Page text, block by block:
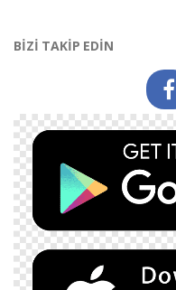
BİZİ TAKİP EDİN